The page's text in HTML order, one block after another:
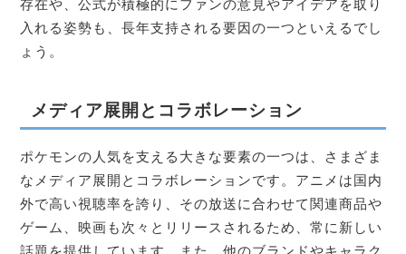
存在や、公式が積極的にファンの意見やアイデアを取り
入れる姿勢も、長年支持される要因の一つといえるでし
ょう。
メディア展開とコラボレーション
ポケモンの人気を支える大きな要素の一つは、さまざま
なメディア展開とコラボレーションです。アニメは国内
外で高い視聴率を誇り、その放送に合わせて関連商品や
ゲーム、映画も次々とリリースされるため、常に新しい
話題を提供しています。また、他のブランドやキャラク